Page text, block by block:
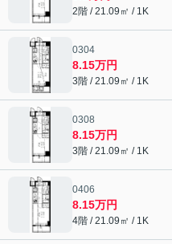
2階 / 21.09㎡ / 1K
0304
8.15万円
3階 / 21.09㎡ / 1K
0308
8.15万円
3階 / 21.09㎡ / 1K
0406
8.15万円
4階 / 21.09㎡ / 1K